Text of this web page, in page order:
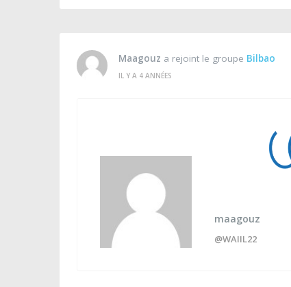
Maagouz a rejoint le groupe Bilbao
IL Y A 4 ANNÉES
maagouz
@WAIIL22